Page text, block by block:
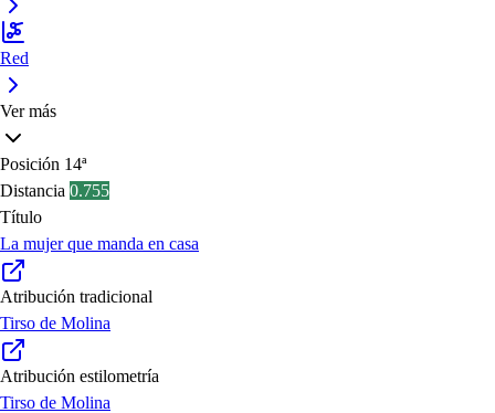
Red
Ver más
Posición 14ª
Distancia 0.755
Título
La mujer que manda en casa
Atribución tradicional
Tirso de Molina
Atribución estilometría
Tirso de Molina